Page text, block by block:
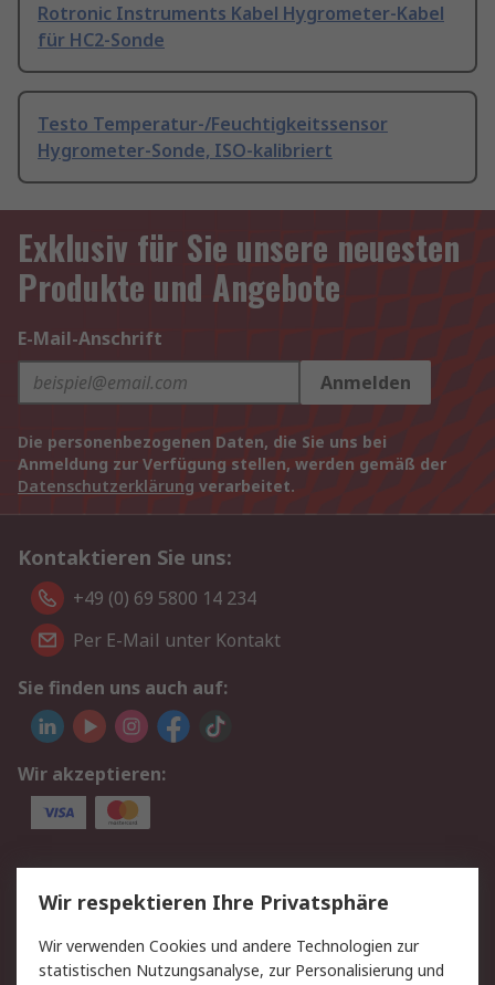
Rotronic Instruments Kabel Hygrometer-Kabel
für HC2-Sonde
Testo Temperatur-/Feuchtigkeitssensor
Hygrometer-Sonde, ISO-kalibriert
Exklusiv für Sie unsere neuesten
Produkte und Angebote
E-Mail-Anschrift
Anmelden
Die personenbezogenen Daten, die Sie uns bei
Anmeldung zur Verfügung stellen, werden gemäß der
Datenschutzerklärung verarbeitet.
Kontaktieren Sie uns:
+49 (0) 69 5800 14 234
Per E-Mail unter Kontakt
Sie finden uns auch auf:
Wir akzeptieren:
Service
Value Added Services
Lieferlösungen
Rücksendungen
Kontakt
Hilfe
Privatkunden
Wir respektieren Ihre Privatsphäre
Wir verwenden Cookies und andere Technologien zur
statistischen Nutzungsanalyse, zur Personalisierung und